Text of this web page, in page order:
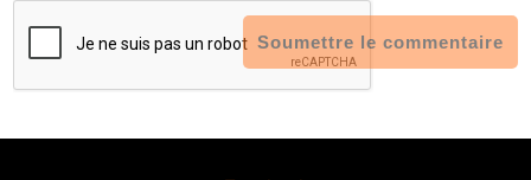
Soumettre le commentaire